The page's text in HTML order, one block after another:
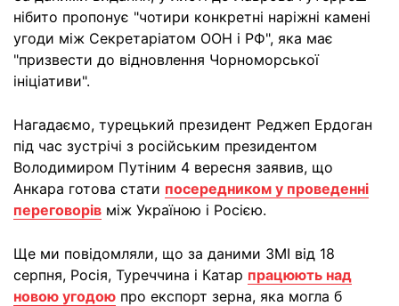
нібито пропонує "чотири конкретні наріжні камені
угоди між Секретаріатом ООН і РФ", яка має
"призвести до відновлення Чорноморської
ініціативи".
Нагадаємо, турецький президент Реджеп Ердоган
під час зустрічі з російським президентом
Володимиром Путіним 4 вересня заявив, що
Анкара готова стати посередником у проведенні
переговорів між Україною і Росією.
Ще ми повідомляли, що за даними ЗМІ від 18
серпня, Росія, Туреччина і Катар працюють над
новою угодою про експорт зерна, яка могла б